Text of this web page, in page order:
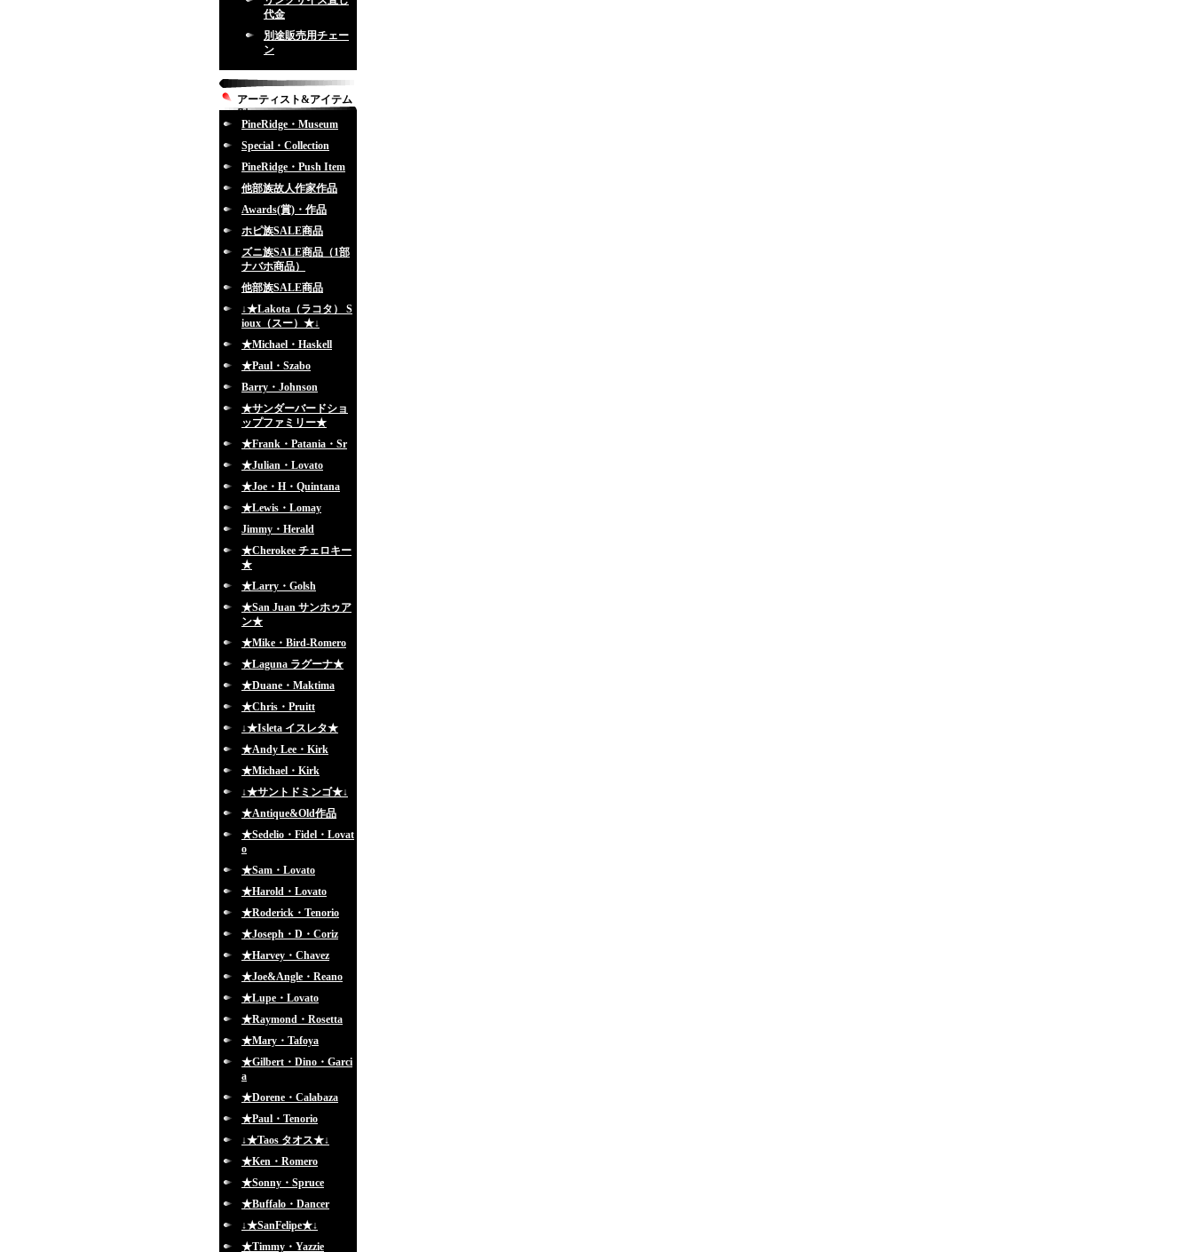
代金
別途販売用チェー
ン
アーティスト&アイテム
別
PineRidge・Museum
Special・Collection
PineRidge・Push Item
他部族故人作家作品
Awards(賞)・作品
ホピ族SALE商品
ズニ族SALE商品（1部
ナバホ商品）
他部族SALE商品
↓★Lakota（ラコタ） S
ioux（スー）★↓
★Michael・Haskell
★Paul・Szabo
Barry・Johnson
★サンダーバードショ
ップファミリー★
★Frank・Patania・Sr
★Julian・Lovato
★Joe・H・Quintana
★Lewis・Lomay
Jimmy・Herald
★Cherokee チェロキー
★
★Larry・Golsh
★San Juan サンホゥア
ン★
★Mike・Bird-Romero
★Laguna ラグーナ★
★Duane・Maktima
★Chris・Pruitt
↓★Isleta イスレタ★
★Andy Lee・Kirk
★Michael・Kirk
↓★サントドミンゴ★↓
★Antique&Old作品
★Sedelio・Fidel・Lovat
o
★Sam・Lovato
★Harold・Lovato
★Roderick・Tenorio
★Joseph・D・Coriz
★Harvey・Chavez
★Joe&Angle・Reano
★Lupe・Lovato
★Raymond・Rosetta
★Mary・Tafoya
★Gilbert・Dino・Garci
a
★Dorene・Calabaza
★Paul・Tenorio
↓★Taos タオス★↓
★Ken・Romero
★Sonny・Spruce
★Buffalo・Dancer
↓★SanFelipe★↓
★Timmy・Yazzie